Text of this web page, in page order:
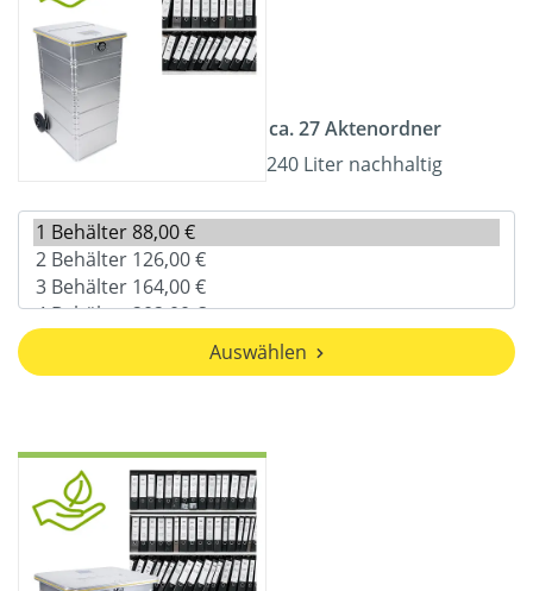
ca. 27 Aktenordner
240 Liter nachhaltig
Auswählen